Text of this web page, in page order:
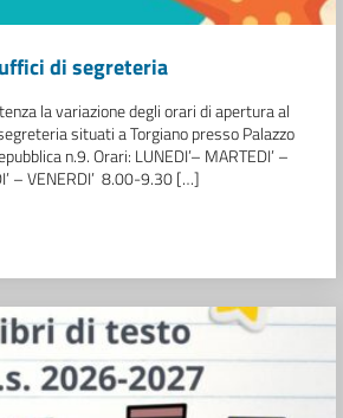
di segreteria
la variazione degli orari di apertura al
situati a Torgiano presso Palazzo
n.9. Orari: LUNEDI’– MARTEDI’ –
– VENERDI’ 8.00-9.30 […]